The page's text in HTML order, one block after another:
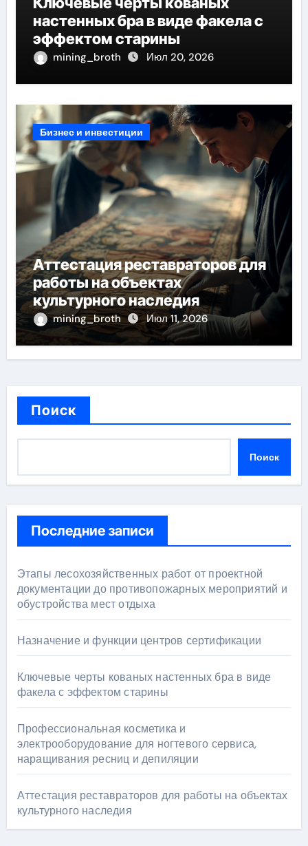
настенных бра в виде факела с
эффектом старины
mining_broth Июл 20, 2026
Бизнес и инвестиции
Аттестация реставраторов для
работы на объектах
культурного наследия
mining_broth Июл 11, 2026
Поиск
Поиск
Последние записи
Этапы лесохозяйственных работ от проектной
документации до противопожарных мероприятий и
обустройства мест отдыха
Назначение и функции центров сертификации
Ключевые черты кованых настенных бра в виде
факела с эффектом старины
Профессиональная косметика и
электрооборудование для ногтевого сервиса,
наращивания ресниц и депиляции
Аттестация реставраторов для работы на объектах
культурного наследия